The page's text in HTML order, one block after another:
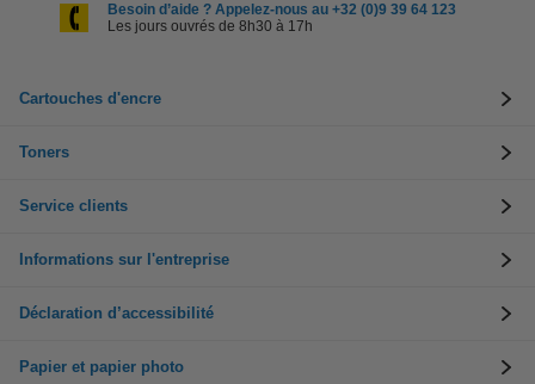
Besoin d’aide ? Appelez-nous au +32 (0)9 39 64 123
Les jours ouvrés de 8h30 à 17h
Cartouches d'encre
Toners
Service clients
Informations sur l'entreprise
Déclaration d’accessibilité
Papier et papier photo